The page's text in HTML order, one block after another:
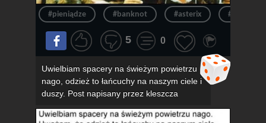
#pieniądze #banknot #asterix #pieniądz
5 0
Uwielbiam spacery na świeżym powietrzu
nago, odzież to łańcuchy na naszym ciele i
duszy. Post napisany przez kleszcza